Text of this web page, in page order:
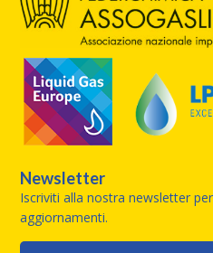
Newsletter
Iscriviti alla nostra newsletter
aggiornamenti.